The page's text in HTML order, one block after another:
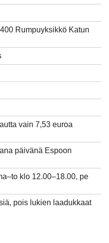
Rumpuyksikkö Katun
vain 7,53 euroa
päivänä Espoon
klo 12.00–18.00, pe
pois lukien laadukkaat